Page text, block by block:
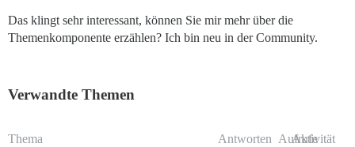
Das klingt sehr interessant, können Sie mir mehr über die
Themenkomponente erzählen? Ich bin neu in der Community.
Verwandte Themen
Thema Antworten Aufrufe
Aktivität